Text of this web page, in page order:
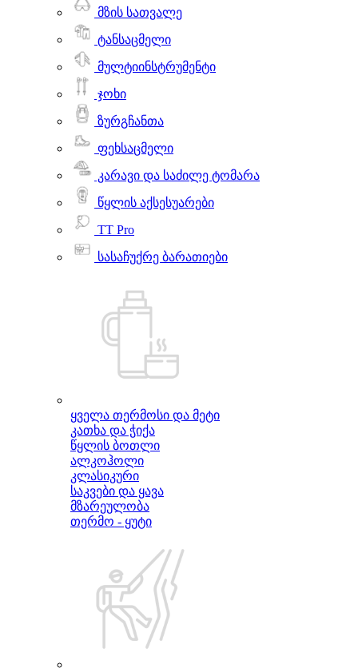
მზის სათვალე
ტანსაცმელი
მულტიინსტრუმენტი
ჯოხი
ზურგჩანთა
ფეხსაცმელი
კარავი და საძილე ტომარა
წყლის აქსესუარები
TT Pro
სასაჩუქრე ბარათიები
ყველა თერმოსი და მეტი
კათხა და ჭიქა
წყლის ბოთლი
ალკოჰოლი
კლასიკური
საკვები და ყავა
მზარეულობა
თერმო - ყუტი